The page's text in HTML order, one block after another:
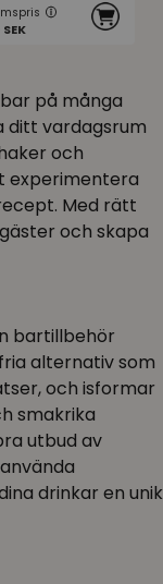
SEK
på många
ditt vardagsrum
och
experimentera
Med rätt
och skapa
bartillbehör
alternativ som
och isformar
smakrika
utbud av
drinkar en unik